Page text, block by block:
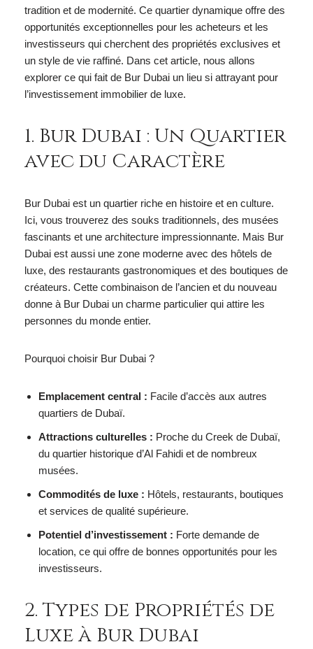
tradition et de modernité. Ce quartier dynamique offre des
opportunités exceptionnelles pour les acheteurs et les
investisseurs qui cherchent des propriétés exclusives et
un style de vie raffiné. Dans cet article, nous allons
explorer ce qui fait de Bur Dubai un lieu si attrayant pour
l’investissement immobilier de luxe.
1. Bur Dubai : Un Quartier
avec du Caractère
Bur Dubai est un quartier riche en histoire et en culture.
Ici, vous trouverez des souks traditionnels, des musées
fascinants et une architecture impressionnante. Mais Bur
Dubai est aussi une zone moderne avec des hôtels de
luxe, des restaurants gastronomiques et des boutiques de
créateurs. Cette combinaison de l’ancien et du nouveau
donne à Bur Dubai un charme particulier qui attire les
personnes du monde entier.
Pourquoi choisir Bur Dubai ?
Emplacement central : Facile d’accès aux autres
quartiers de Dubaï.
Attractions culturelles : Proche du Creek de Dubaï,
du quartier historique d’Al Fahidi et de nombreux
musées.
Commodités de luxe : Hôtels, restaurants, boutiques
et services de qualité supérieure.
Potentiel d’investissement : Forte demande de
location, ce qui offre de bonnes opportunités pour les
investisseurs.
2. Types de Propriétés de
Luxe à Bur Dubai